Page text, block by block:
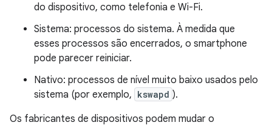
do dispositivo, como telefonia e Wi-Fi.
Sistema: processos do sistema. À medida que
esses processos são encerrados, o smartphone
pode parecer reiniciar.
Nativo: processos de nível muito baixo usados pelo
sistema (por exemplo, kswapd ).
Os fabricantes de dispositivos podem mudar o